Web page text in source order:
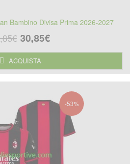
Bambino Divisa Prima 2026-2027
30,85€
ACQUISTA
-53%